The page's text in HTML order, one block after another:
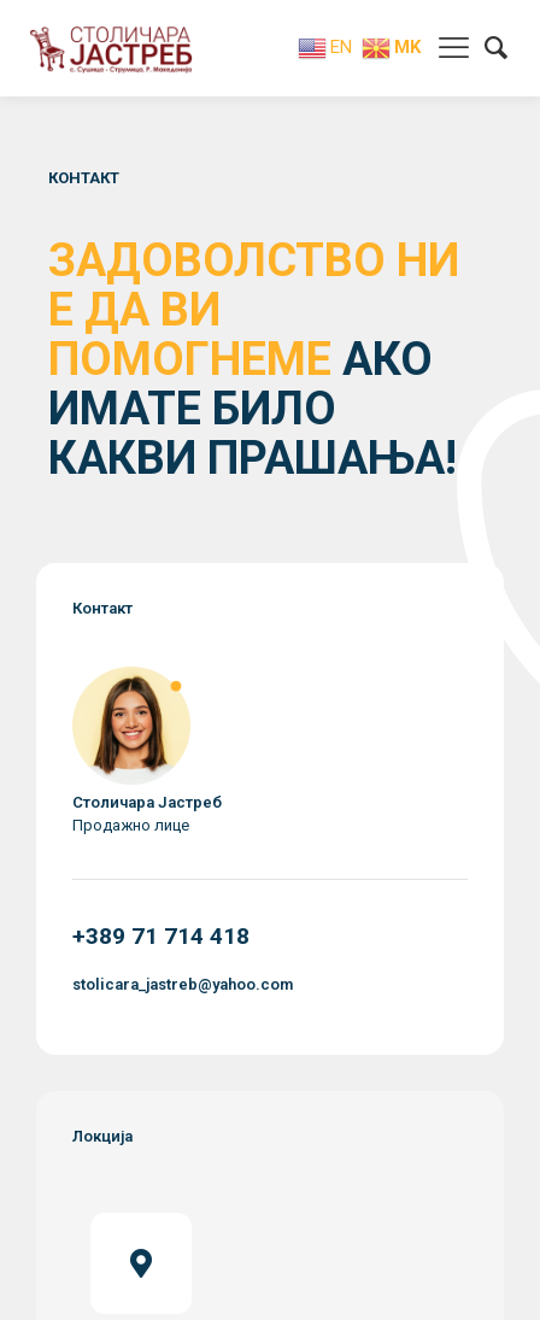
EN MK
КОНТАКТ
ЗАДОВОЛСТВО НИ
Е ДА ВИ
ПОМОГНЕМЕ АКО
ИМАТЕ БИЛО
КАКВИ ПРАШАЊА!
Контакт
Столичара Јастреб
Продажно лице
+389 71 714 418
stolicara_jastreb@yahoo.com
Локција